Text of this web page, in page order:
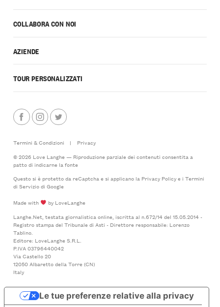
COLLABORA CON NOI
AZIENDE
TOUR PERSONALIZZATI
Termini & Condizioni |
Privacy
© 2026 Love Langhe — Riproduzione parziale dei contenuti consentita a
patto di indicarne la fonte
Questo si è protetto da reCaptcha e si applicano la Privacy Policye i Termini
di Serviziodi Google
Made with
by LoveLanghe
Langhe.Net, testata giornalistica online, iscritta al n.672/14 del 15.05.2014 -
Registro stampa del Tribunale di Asti - Direttore responsabile: Lorenzo
Tablino.
Editore: LoveLanghe S.R.L.
P.IVA 03796440042
Via Castello 20
12050 Albaretto della Torre (CN)
Italy
Le tue preferenze relative alla privacy